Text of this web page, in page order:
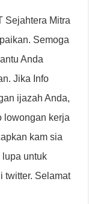
Sejahtera Mitra
Semoga
Anda
Jika Info
ijazah Anda,
lowongan kerja
kam sia
untuk
twitter. Selamat